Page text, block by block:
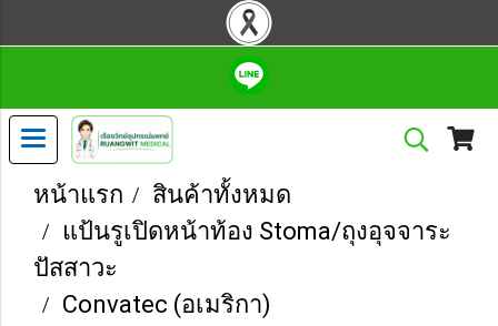
หน้าแรก
สินค้าทั้งหมด
แป้นรูเปิดหน้าท้อง Stoma/ถุงอุจจาระ
ปัสสาวะ
Convatec (อเมริกา)